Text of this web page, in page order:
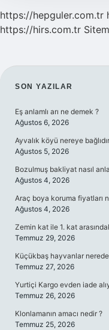
https://hepguler.com.tr
https://hirs.com.tr
SIDEBAR
SON YAZILAR
Eş anlamlı arı ne demek ?
Ağustos 6, 2026
Ayvalık köyü nereye
Ağustos 5, 2026
Bozulmuş bakliyat nasıl
Ağustos 4, 2026
Araç boya koruma fiyatları
Ağustos 4, 2026
Zemin kat ile 1. kat
Temmuz 29, 2026
Küçükbaş hayvanlar
Temmuz 27, 2026
Yurtiçi Kargo evden iade
Temmuz 26, 2026
Klonlamanın amacı nedir ?
Temmuz 25, 2026